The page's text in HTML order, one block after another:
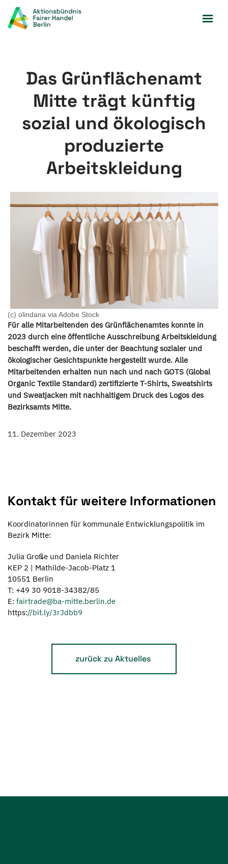
Zum
Das Grünflächenamt
Mitte trägt künftig
sozial und ökologisch
produzierte
Arbeitskleidung
(c) olindana via Adobe Stock
Für alle Mitarbeitenden des Grünflächenamtes konnte in
2023 durch eine öffentliche Ausschreibung Arbeitskleidung
beschafft werden, die unter der Beachtung sozialer und
ökologischer Gesichtspunkte hergestellt wurde. Alle
Mitarbeitenden erhalten nun nach und nach GOTS (Global
Organic Textile Standard) zertifizierte T-Shirts, Sweatshirts
und Sweatjacken mit nachhaltigem Druck des Logos des
Bezirksamts Mitte.
11. Dezember 2023
Kontakt für weitere Informationen
Koordinatorinnen für kommunale Entwicklungspolitik im
Bezirk Mitte:
Julia Große und Daniela Richter
KEP 2 | Mathilde-Jacob-Platz 1
10551 Berlin
T: +49 30 9018-34382/85
E: fairtrade@ba-mitte.berlin.de
https://bit.ly/3rJdbb9
zurück zu Aktuelles